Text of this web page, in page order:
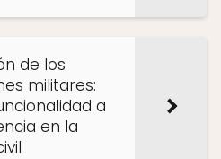
de los
militares:
a
en la